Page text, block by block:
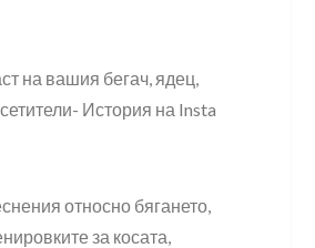
на вашия бегач, ядец,
История на Insta
относно бягането,
за косата,